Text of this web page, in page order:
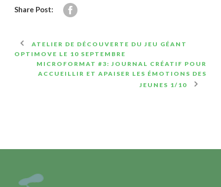
Share Post:
ATELIER DE DÉCOUVERTE DU JEU GÉANT
OPTIMOVE LE 10 SEPTEMBRE
MICROFORMAT #3: JOURNAL CRÉATIF POUR
ACCUEILLIR ET APAISER LES ÉMOTIONS DES
JEUNES 1/10